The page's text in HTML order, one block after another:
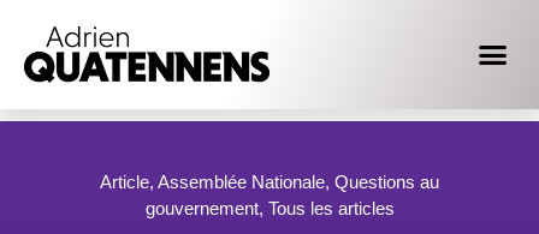
Article, Assemblée Nationale, Questions au
gouvernement, Tous les articles